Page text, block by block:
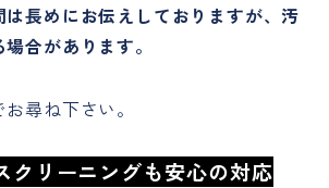
長めにお伝えしておりますが、汚
合があります。
尋ね下さい。
クリーニングも安心の対応